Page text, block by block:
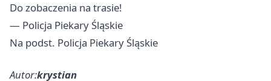
Do zobaczenia na trasie!
— Policja Piekary Śląskie
Na podst. Policja Piekary Śląskie
Autor:krystian